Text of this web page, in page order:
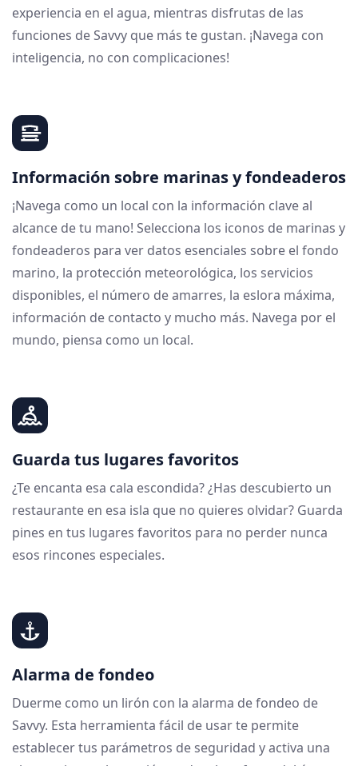
experiencia en el agua, mientras disfrutas de las
funciones de Savvy que más te gustan. ¡Navega con
inteligencia, no con complicaciones!
Información sobre marinas y fondeaderos
¡Navega como un local con la información clave al
alcance de tu mano! Selecciona los iconos de marinas y
fondeaderos para ver datos esenciales sobre el fondo
marino, la protección meteorológica, los servicios
disponibles, el número de amarres, la eslora máxima,
información de contacto y mucho más. Navega por el
mundo, piensa como un local.
Guarda tus lugares favoritos
¿Te encanta esa cala escondida? ¿Has descubierto un
restaurante en esa isla que no quieres olvidar? Guarda
pines en tus lugares favoritos para no perder nunca
esos rincones especiales.
Alarma de fondeo
Duerme como un lirón con la alarma de fondeo de
Savvy. Esta herramienta fácil de usar te permite
establecer tus parámetros de seguridad y activa una